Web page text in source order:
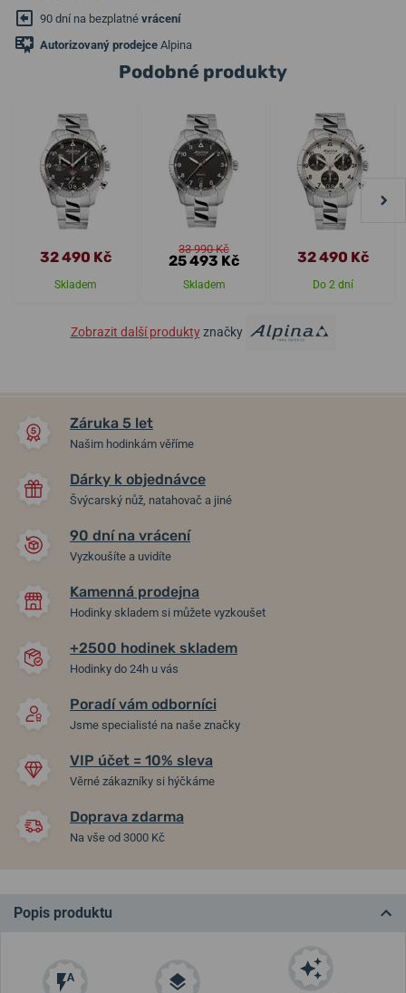
90 dní na bezplatné vrácení
Autorizovaný prodejce Alpina
Podobné produkty
32 490 Kč
Skladem
33 990 Kč
25 493 Kč
Skladem
32 490 Kč
Do 2 dní
Zobrazit další produktyznačky
Záruka 5 let
Našim hodinkám věříme
Dárky k objednávce
Švýcarský nůž, natahovač a jiné
90 dní na vrácení
Vyzkoušíte a uvidíte
Kamenná prodejna
Hodinky skladem si můžete vyzkoušet
+2500 hodinek skladem
Hodinky do 24h u vás
Poradí vám odborníci
Jsme specialisté na naše značky
VIP účet = 10% sleva
Věrné zákazníky si hýčkáme
Doprava zdarma
Na vše od 3000 Kč
Popis produktu